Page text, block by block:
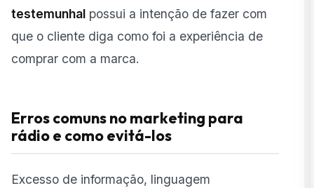
testemunhal possui a intenção de fazer com
que o cliente diga como foi a experiência de
comprar com a marca.
Erros comuns no marketing para
rádio e como evitá-los
Excesso de informação, linguagem